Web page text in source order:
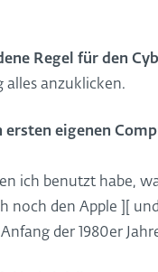
Regel für den
alles anzuklicken.
ersten eigenen
ich benutzt habe,
noch den Apple ][
der 1980er